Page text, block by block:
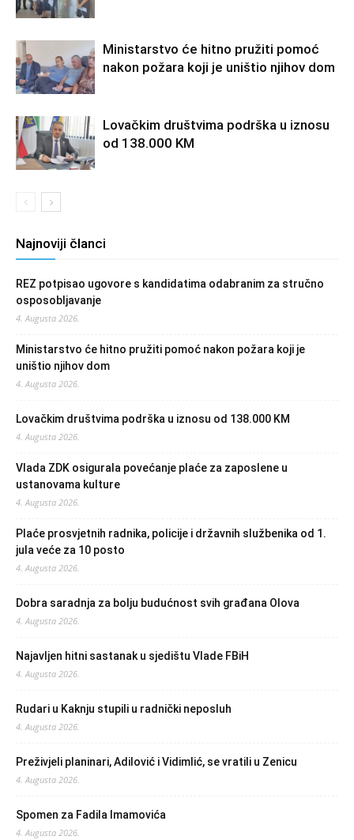
Ministarstvo će hitno pružiti pomoć
nakon požara koji je uništio njihov dom
Lovačkim društvima podrška u iznosu
od 138.000 KM
Najnoviji članci
REZ potpisao ugovore s kandidatima odabranim za stručno
osposobljavanje
4. Augusta 2026.
Ministarstvo će hitno pružiti pomoć nakon požara koji je
uništio njihov dom
4. Augusta 2026.
Lovačkim društvima podrška u iznosu od 138.000 KM
4. Augusta 2026.
Vlada ZDK osigurala povećanje plaće za zaposlene u
ustanovama kulture
4. Augusta 2026.
Plaće prosvjetnih radnika, policije i državnih službenika od 1.
jula veće za 10 posto
4. Augusta 2026.
Dobra saradnja za bolju budućnost svih građana Olova
4. Augusta 2026.
Najavljen hitni sastanak u sjedištu Vlade FBiH
4. Augusta 2026.
Rudari u Kaknju stupili u radnički neposluh
4. Augusta 2026.
Preživjeli planinari, Adilović i Vidimlić, se vratili u Zenicu
4. Augusta 2026.
Spomen za Fadila Imamovića
4. Augusta 2026.